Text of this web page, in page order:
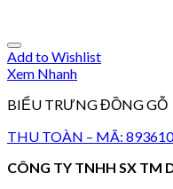
Add to Wishlist
Xem Nhanh
BIỂU TRƯNG ĐỒNG GỖ
THU TOÀN – MÃ:
CÔNG TY TNHH SX TM